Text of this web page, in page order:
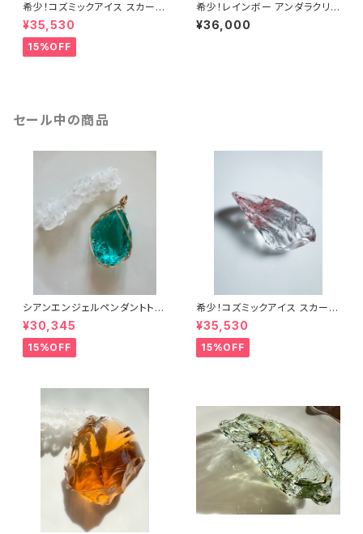
希少！コズミックアイス スカーレ
ットシフトICESC-2/シエラ産ア
ンダラクリスタル
¥35,530
15%OFF
希少！レインボー アンダラクリス
タルRbw3
¥36,000
セール中の商品
シアンエンジェルペンダントトッ
プcyp-6
¥30,345
15%OFF
希少！コズミックアイス スカーレ
ットシフトICESC-2/シエラ産ア
ンダラクリスタル
¥35,530
15%OFF